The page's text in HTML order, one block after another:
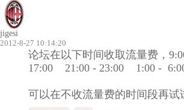
jigesi
2012-8-27 10:14:20
论坛在以下时间收取流量费，
17:00 21:00 - 23:00 1:00 -
可以在不收流量费的时间段再试